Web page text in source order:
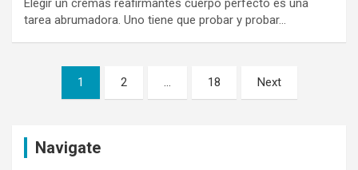
Elegir un cremas reafirmantes cuerpo perfecto es una
tarea abrumadora. Uno tiene que probar y probar…
Navegación
1 2 … 18 Next
Navigate